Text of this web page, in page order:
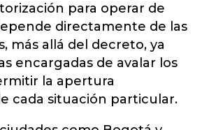
para operar de
directamente de las
más allá del decreto, ya
encargadas de avalar los
la apertura
cada situación particular.